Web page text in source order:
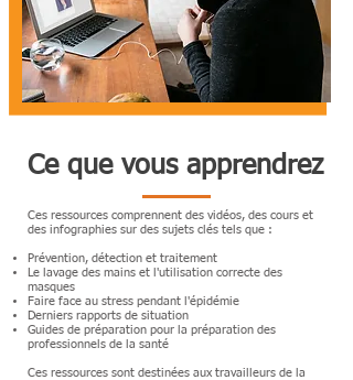
Ce que vous apprendrez
Ces ressources comprennent des vidéos, des cours et
des infographies sur des sujets clés tels que :
Prévention, détection et traitement
Le lavage des mains et l'utilisation correcte des
masques
Faire face au stress pendant l'épidémie
Derniers rapports de situation
Guides de préparation pour la préparation des
professionnels de la santé
Ces ressources sont destinées aux travailleurs de la